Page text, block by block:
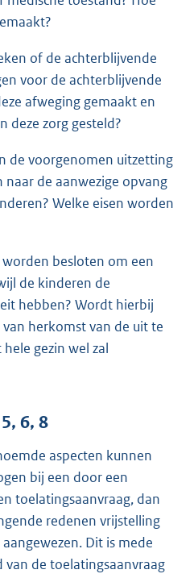
of de achterblijvende
voor de achterblijvende
afweging gemaakt en
deze zorg gesteld?
de voorgenomen uitzetting
de aanwezige opvang
Welke eisen worden
besloten om een
de kinderen de
hebben? Wordt hierbij
herkomst van de uit te
gezin wel zal
6, 8
aspecten kunnen
bij een door een
toelatingsaanvraag, dan
redenen vrijstelling
Dit is mede
de toelatingsaanvraag